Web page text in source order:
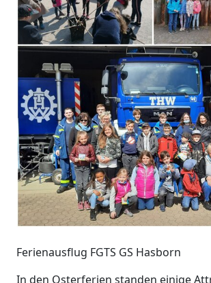
Ferienausflug FGTS GS Hasborn
In den Osterferien standen einige